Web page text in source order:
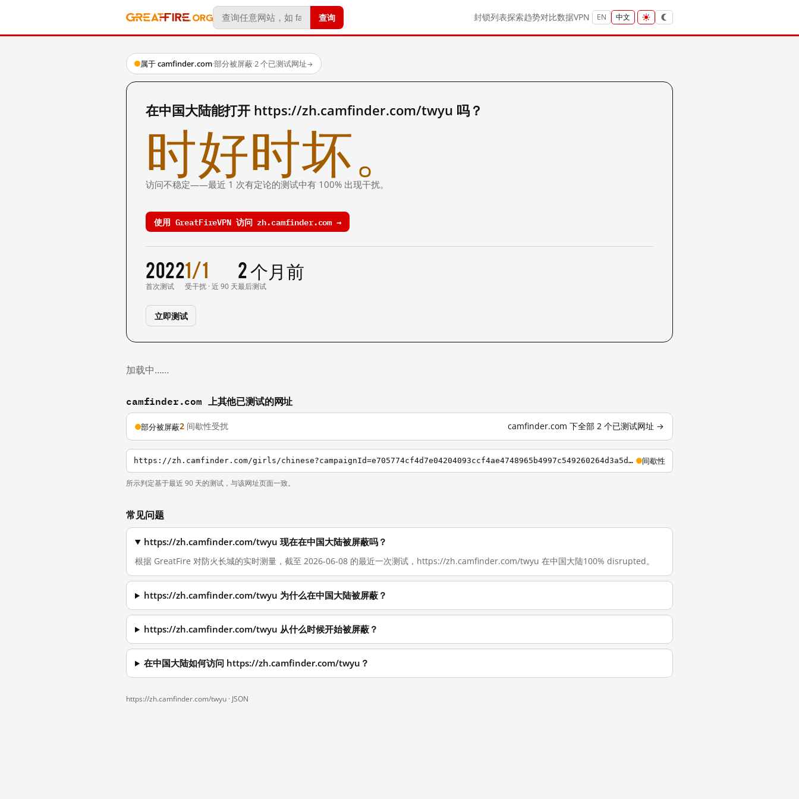
查询 封锁列表探索趋势对比数据VPN EN 中文
属于 camfinder.com·部分被屏蔽·2 个已测试网址→
在中国大陆能打开 https://zh.camfinder.com/twyu 吗？
时好时坏。
访问不稳定——最近 1 次有定论的测试中有 100% 出现干扰。
使用 GreatFireVPN 访问 zh.camfinder.com →
2022
首次测试
1/1
受干扰 · 近 90 天
2 个月前
最后测试
立即测试
加载中……
camfinder.com 上其他已测试的网址
部分被屏蔽2 间歇性受扰 camfinder.com 下全部 2 个已测试网址 →
https://zh.camfinder.com/girls/chinese?campaignId=e705774cf4d7e04204093ccf4ae4748965b4997c549260264d3a5da80101640e&p2=10295dd28dc0cc39a3dd588c107baa&p3=61561&realDomain=go.zybrdr.com&referrer=https%3A%2F%2Ft.anmdr.link%2F&sourceId=43404&stripbotVariation= 间歇性
所示判定基于最近 90 天的测试，与该网址页面一致。
常见问题
https://zh.camfinder.com/twyu 现在在中国大陆被屏蔽吗？
根据 GreatFire 对防火长城的实时测量，截至 2026-06-08 的最近一次测试，https://zh.camfinder.com/twyu 在中国大陆100% disrupted。
https://zh.camfinder.com/twyu 为什么在中国大陆被屏蔽？
https://zh.camfinder.com/twyu 从什么时候开始被屏蔽？
在中国大陆如何访问 https://zh.camfinder.com/twyu？
https://zh.camfinder.com/twyu · JSON